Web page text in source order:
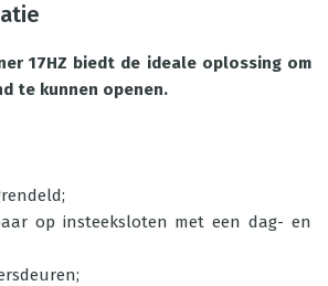
17HZ biedt de ideale oplossing om
te kunnen openen.
op insteeksloten met een dag- en